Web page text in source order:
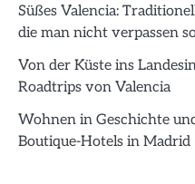
Süßes Valencia:
die man nicht verpassen
Von der Küste ins
Roadtrips von Valencia
Wohnen in Geschichte
Boutique-Hotels in Madrid